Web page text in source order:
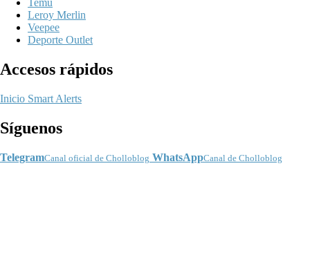
Temu
Leroy Merlin
Veepee
Deporte Outlet
Accesos rápidos
Inicio Smart Alerts
Síguenos
TelegramCanal oficial de Cholloblog WhatsAppCanal de Cholloblog